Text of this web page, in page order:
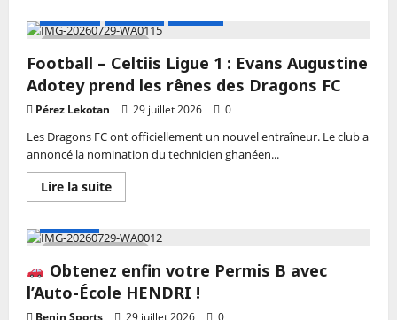
Football
–
Tournoi
de
Football
Loïc
Champions
League
:
Révolution
FC
et
AG
Godomey
en
clôture
de
la
poule
A
Football – Celtiis Ligue 1 : Evans Augustine
Adotey prend les rênes des Dragons FC
Pérez Lekotan 29 juillet 2026 0
Les Dragons FC ont officiellement un nouvel entraîneur. Le club a
annoncé la nomination du technicien ghanéen...
Lire la suiteEn
savoir
Football
–
Celtiis
Ligue
:
Evans
Obtenez enfin votre Permis B avec
l’Auto-École HENDRI !
Benin Sports 29 juillet 2026 0